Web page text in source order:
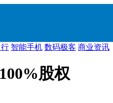
智能手机 数码极客 商业资讯
股权